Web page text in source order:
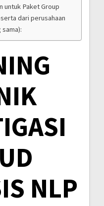
untuk Paket Group
dari perusahaan
sama):
NLP